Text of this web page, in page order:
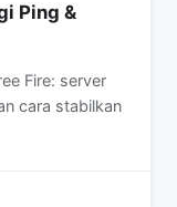
Ping &
Fire: server
cara stabilkan